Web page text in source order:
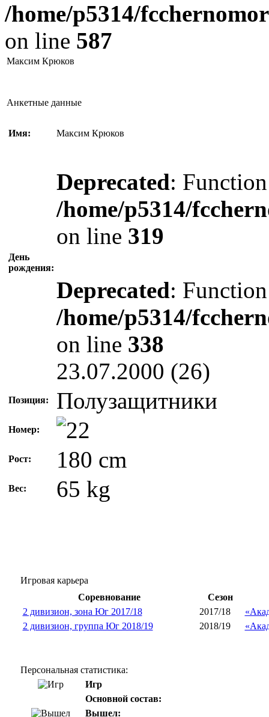
/home/p5314/
on line 587
Максим Крюков
Анкетные данные
Имя: Максим Крюков
День
рождения:
Deprecated:
/home/p5314/
on line 319
Deprecated:
/home/p5314/
on line 338
23.07.2000 (26)
Позиция: Полузащитники
Номер:
Рост: 180 cm
Вес: 65 kg
Игровая карьера
Соревнование
Сезон
2 дивизион, зона Юг 2017/18
2017/18
2 дивизион, группа Юг 2018/19
2018/19
Персональная статистика:
Игр
Основной состав:
Вышел: